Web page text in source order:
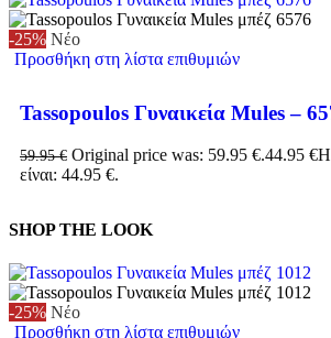
-25% Νέο
Προσθήκη στη λίστα επιθυμιών
Tassopoulos Γυναικεία Mules –
59.95€ Original price was: 59.95 €.44.95 €Η
είναι: 44.95 €.
SHOP THE LOOK
-25% Νέο
Προσθήκη στη λίστα επιθυμιών